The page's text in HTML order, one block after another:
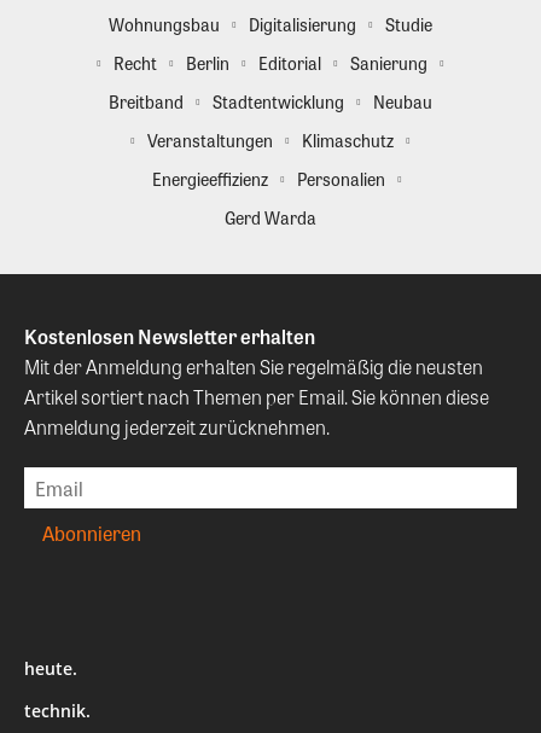
Wohnungsbau
Digitalisierung
Studie
Recht
Berlin Editorial
Sanierung
Breitband
Stadtentwicklung
Neubau
Veranstaltungen
Klimaschutz
Energieeffizienz
Personalien
Gerd Warda
Kostenlosen Newsletter erhalten
Mit der Anmeldung erhalten Sie regelmäßig die neusten
Artikel sortiert nach Themen per Email. Sie können diese
Anmeldung jederzeit zurücknehmen.
heute.
technik.